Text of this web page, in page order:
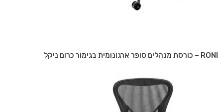
RONI – כורסת מנהלים סופר ארגונומית בגימור כרום ניקל